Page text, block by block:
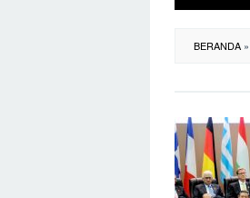
BERANDA »